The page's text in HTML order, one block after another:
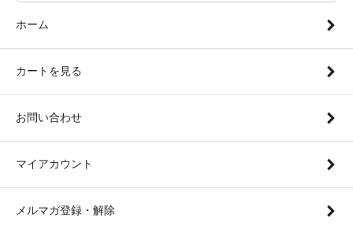
ホーム
カートを見る
お問い合わせ
マイアカウント
メルマガ登録・解除